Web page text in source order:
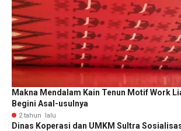
Makna Mendalam Kain Tenun Motif Work
Begini Asal-usulnya
2 tahun lalu
Dinas Koperasi dan UMKM Sultra